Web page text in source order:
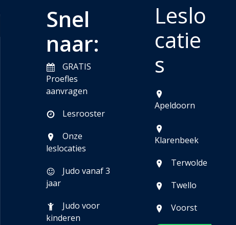
Snel
naar:
GRATIS
Proefles
aanvragen
Lesrooster
Onze
leslocaties
Judo vanaf 3
jaar
Judo voor
kinderen
Leslo
catie
s
Apeldoorn
Klarenbeek
Terwolde
Twello
Voorst